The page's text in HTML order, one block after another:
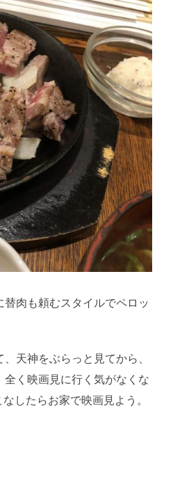
肉も頼むスタイルでペロッ
天神をぶらっと見てから、
全く映画見に行く気がなくな
したらお家で映画見よう。